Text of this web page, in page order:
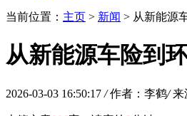
当前位置： 主页 > 新闻 > 从新能源
从新能源车险到
2026-03-03 16:50:17 / 作者：李鹤/ 来